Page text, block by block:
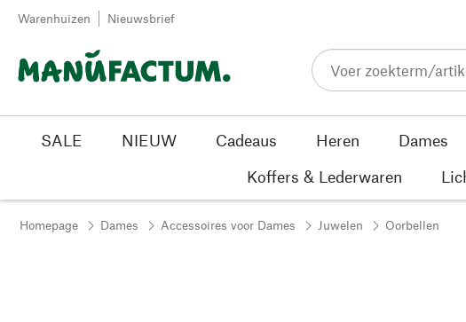
Passer au contenu
Warenhuizen Nieuwsbrief
SALE NIEUW Cadeaus Heren Dames
Koffers & Lederwaren
Homepage Dames Accessoires voor Dames Juwelen Oorbellen